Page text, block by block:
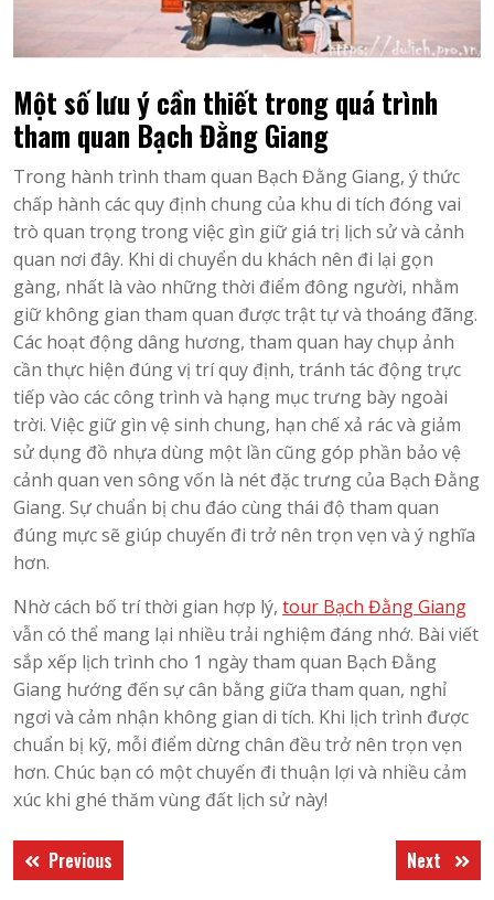
Một số lưu ý cần thiết trong quá trình
tham quan Bạch Đằng Giang
Trong hành trình tham quan Bạch Đằng Giang, ý thức
chấp hành các quy định chung của khu di tích đóng vai
trò quan trọng trong việc gìn giữ giá trị lịch sử và cảnh
quan nơi đây. Khi di chuyển du khách nên đi lại gọn
gàng, nhất là vào những thời điểm đông người, nhằm
giữ không gian tham quan được trật tự và thoáng đãng.
Các hoạt động dâng hương, tham quan hay chụp ảnh
cần thực hiện đúng vị trí quy định, tránh tác động trực
tiếp vào các công trình và hạng mục trưng bày ngoài
trời. Việc giữ gìn vệ sinh chung, hạn chế xả rác và giảm
sử dụng đồ nhựa dùng một lần cũng góp phần bảo vệ
cảnh quan ven sông vốn là nét đặc trưng của Bạch Đằng
Giang. Sự chuẩn bị chu đáo cùng thái độ tham quan
đúng mực sẽ giúp chuyến đi trở nên trọn vẹn và ý nghĩa
hơn.
Nhờ cách bố trí thời gian hợp lý, tour Bạch Đằng Giang
vẫn có thể mang lại nhiều trải nghiệm đáng nhớ. Bài viết
sắp xếp lịch trình cho 1 ngày tham quan Bạch Đằng
Giang hướng đến sự cân bằng giữa tham quan, nghỉ
ngơi và cảm nhận không gian di tích. Khi lịch trình được
chuẩn bị kỹ, mỗi điểm dừng chân đều trở nên trọn vẹn
hơn. Chúc bạn có một chuyến đi thuận lợi và nhiều cảm
xúc khi ghé thăm vùng đất lịch sử này!
Điều
hướngPrevious
post:
Next Next
post: